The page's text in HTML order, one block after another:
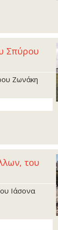
Σπύρου
Ζωνάκη
του
Ιάσονα